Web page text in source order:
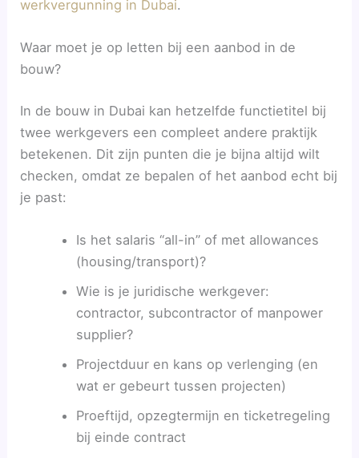
werkvergunning in Dubai.
Waar moet je op letten bij een aanbod in de
bouw?
In de bouw in Dubai kan hetzelfde functietitel bij
twee werkgevers een compleet andere praktijk
betekenen. Dit zijn punten die je bijna altijd wilt
checken, omdat ze bepalen of het aanbod echt bij
je past:
Is het salaris “all-in” of met allowances
(housing/transport)?
Wie is je juridische werkgever:
contractor, subcontractor of manpower
supplier?
Projectduur en kans op verlenging (en
wat er gebeurt tussen projecten)
Proeftijd, opzegtermijn en ticketregeling
bij einde contract